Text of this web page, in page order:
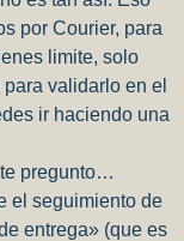
por Courier, para
limite, solo
validarlo en el
ir haciendo una
pregunto…
el seguimiento de
entrega» (que es